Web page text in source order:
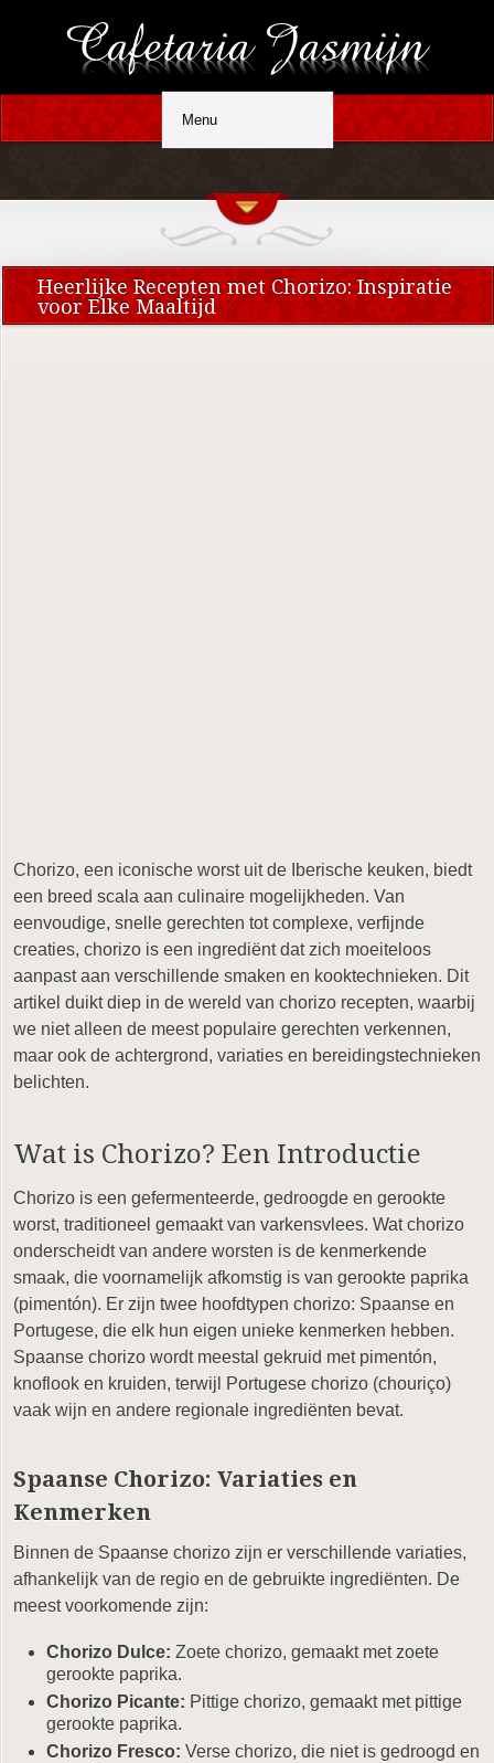
Heerlijke Recepten met Chorizo: Inspiratie
voor Elke Maaltijd
Chorizo, een iconische worst uit de Iberische keuken, biedt
een breed scala aan culinaire mogelijkheden. Van
eenvoudige, snelle gerechten tot complexe, verfijnde
creaties, chorizo is een ingrediënt dat zich moeiteloos
aanpast aan verschillende smaken en kooktechnieken. Dit
artikel duikt diep in de wereld van chorizo recepten, waarbij
we niet alleen de meest populaire gerechten verkennen,
maar ook de achtergrond, variaties en bereidingstechnieken
belichten.
Wat is Chorizo? Een Introductie
Chorizo is een gefermenteerde, gedroogde en gerookte
worst, traditioneel gemaakt van varkensvlees. Wat chorizo
onderscheidt van andere worsten is de kenmerkende
smaak, die voornamelijk afkomstig is van gerookte paprika
(pimentón). Er zijn twee hoofdtypen chorizo: Spaanse en
Portugese, die elk hun eigen unieke kenmerken hebben.
Spaanse chorizo wordt meestal gekruid met pimentón,
knoflook en kruiden, terwijl Portugese chorizo (chouriço)
vaak wijn en andere regionale ingrediënten bevat.
Spaanse Chorizo: Variaties en
Kenmerken
Binnen de Spaanse chorizo zijn er verschillende variaties,
afhankelijk van de regio en de gebruikte ingrediënten. De
meest voorkomende zijn:
Chorizo Dulce: Zoete chorizo, gemaakt met zoete
gerookte paprika.
Chorizo Picante: Pittige chorizo, gemaakt met pittige
gerookte paprika.
Chorizo Fresco: Verse chorizo, die niet is gedroogd en